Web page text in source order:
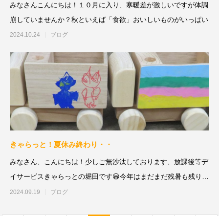
みなさんこんにちは！１０月に入り、寒暖差が激しいですが体調
崩していませんか？秋といえば「食欲」おいしいものがいっぱい
2024.10.24 ブログ
きゃらっと！夏休み終わり・・
みなさん、こんにちは！少しご無沙汰しております、放課後等デ
イサービスきゃらっとの堀田です😀今年はまだまだ残暑も残りみ
なさん、夏バ
2024.09.19 ブログ